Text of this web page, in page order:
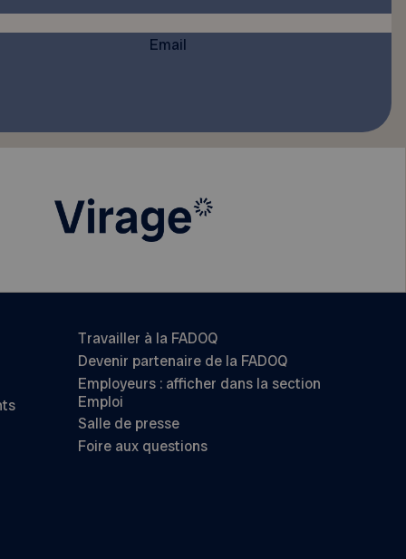
Email
Travailler à la FADOQ
Devenir partenaire de la FADOQ
Employeurs : afficher dans la section
Emploi
Salle de presse
Foire aux questions